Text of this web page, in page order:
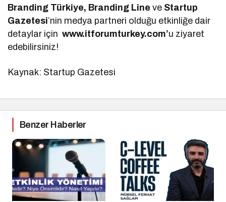
Branding Türkiye, Branding Lineve Startup
Gazetesi’nin medya partneri olduğu etkinliğe dair
detaylar içinwww.itforumturkey.com’u ziyaret
edebilirsiniz!
Kaynak: Startup Gazetesi
Benzer Haberler